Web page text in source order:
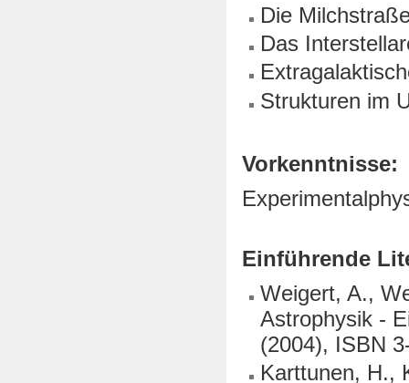
Die
Das
Strukturen im
Vorkenntnisse:
Einführende
Weigert, A.,
Astrophysik -
(2004), ISBN
Karttunen, H.,